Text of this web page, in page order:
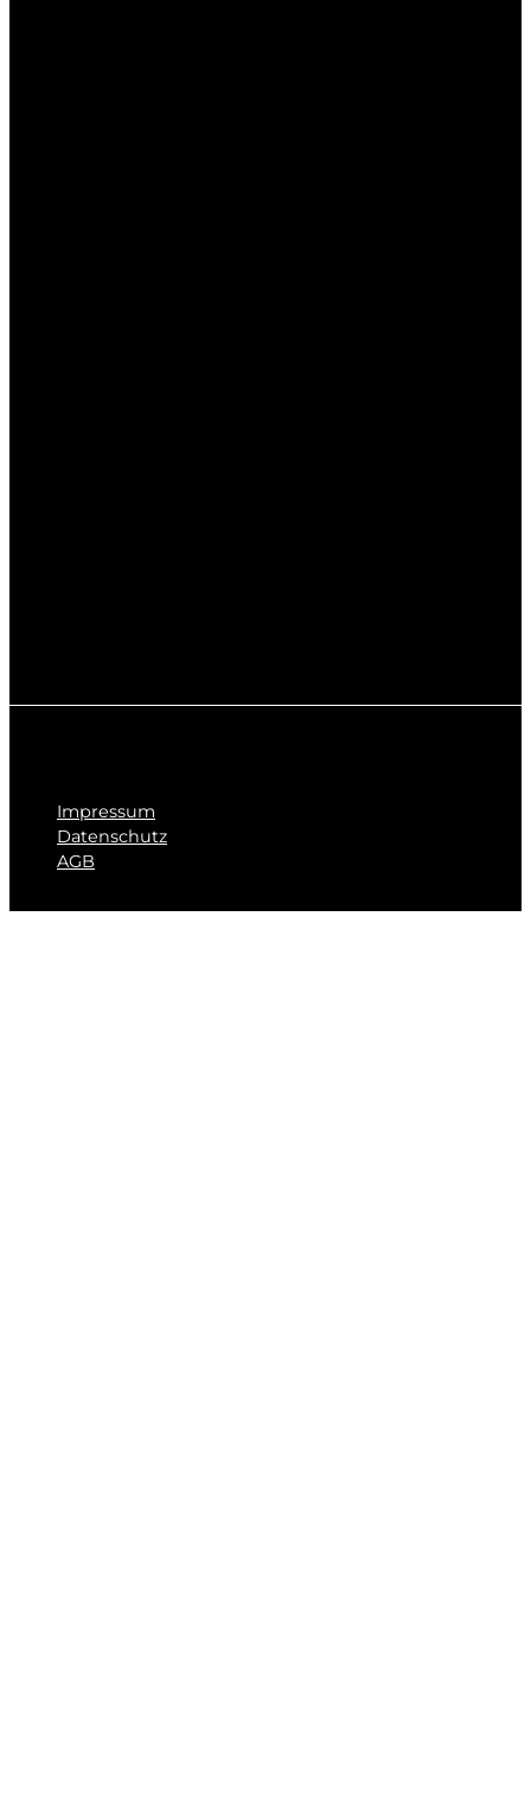
Impressum
Datenschutz
AGB